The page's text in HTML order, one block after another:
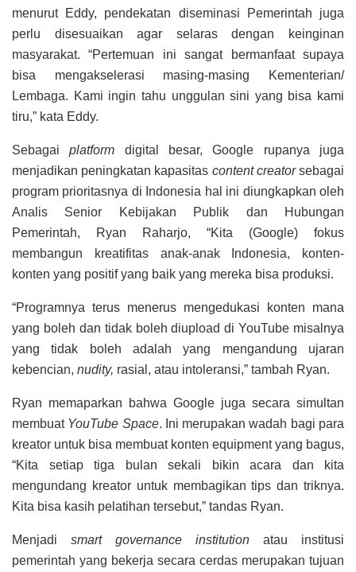
menurut Eddy, pendekatan diseminasi Pemerintah juga
perlu disesuaikan agar selaras dengan keinginan
masyarakat. “Pertemuan ini sangat bermanfaat supaya
bisa mengakselerasi masing-masing Kementerian/
Lembaga. Kami ingin tahu unggulan sini yang bisa kami
tiru,” kata Eddy.
Sebagaiplatform digital besar, Google rupanya juga
menjadikan peningkatan kapasitas content creatorsebagai
program prioritasnya di Indonesia hal ini diungkapkan oleh
Analis Senior Kebijakan Publik dan Hubungan
Pemerintah, Ryan Raharjo, “Kita (Google) fokus
membangun kreatifitas anak-anak Indonesia, konten-
konten yang positif yang baik yang mereka bisa produksi.
“Programnya terus menerus mengedukasi konten mana
yang boleh dan tidak boleh diupload di YouTube misalnya
yang tidak boleh adalah yang mengandung ujaran
kebencian, nudity, rasial, atau intoleransi,” tambah Ryan.
Ryan memaparkan bahwa Google juga secara simultan
membuat YouTube Space. Ini merupakan wadah bagi para
kreator untuk bisa membuat konten equipment yang bagus,
“Kita setiap tiga bulan sekali bikin acara dan kita
mengundang kreator untuk membagikan tips dan triknya.
Kita bisa kasih pelatihan tersebut,” tandas Ryan.
Menjadi smart governance institution atau institusi
pemerintah yang bekerja secara cerdas merupakan tujuan